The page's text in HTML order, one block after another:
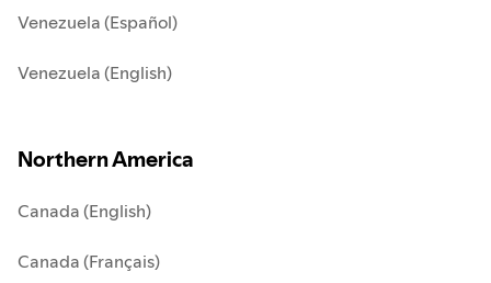
Venezuela (Español)
Venezuela (English)
Northern America
Canada (English)
Canada (Français)